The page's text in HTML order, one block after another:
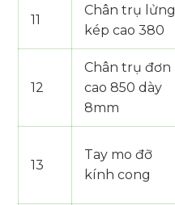
11
Chân trụ lửng
kép cao 380
12
Chân trụ đơn
cao 850 dày
8mm
13
Tay mo đỡ
kính cong